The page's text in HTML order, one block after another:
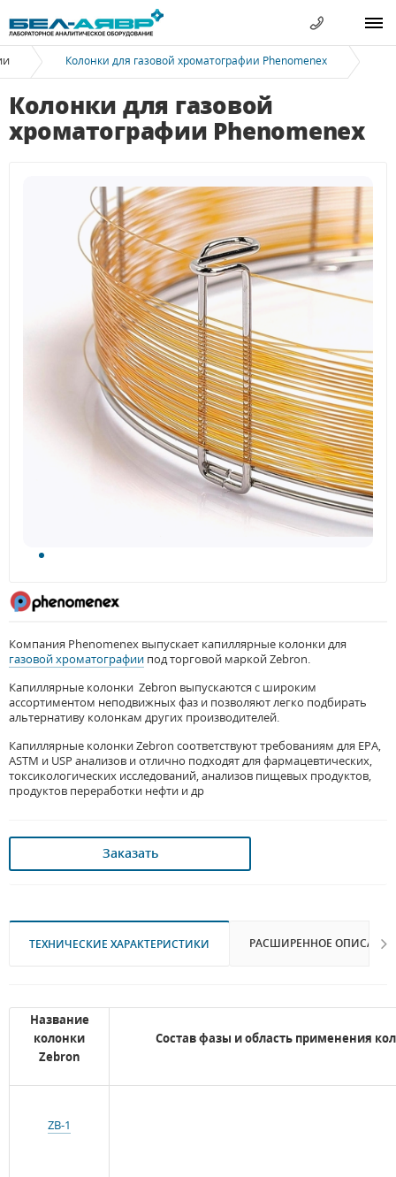
Колонки для газовой хроматографии Phenomenex
Колонки для газовой
хроматографии Phenomenex
Компания Phenomenex выпускает капиллярные колонки для
газовой хроматографии под торговой маркой Zebron.
Капиллярные колонки Zebron выпускаются с широким
ассортиментом неподвижных фаз и позволяют легко подбирать
альтернативу колонкам других производителей.
Капиллярные колонки Zebron соответствуют требованиям для EPA,
ASTM и USP анализов и отлично подходят для фармацевтических,
токсикологических исследований, анализов пищевых продуктов,
продуктов переработки нефти и др
Заказать
ТЕХНИЧЕСКИЕ ХАРАКТЕРИСТИКИ РАСШИРЕННОЕ ОПИСАНИЕ
Название
колонки
Zebron
Состав фазы и область применения
ZB-1